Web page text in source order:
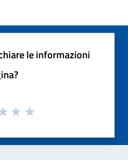
le informazioni